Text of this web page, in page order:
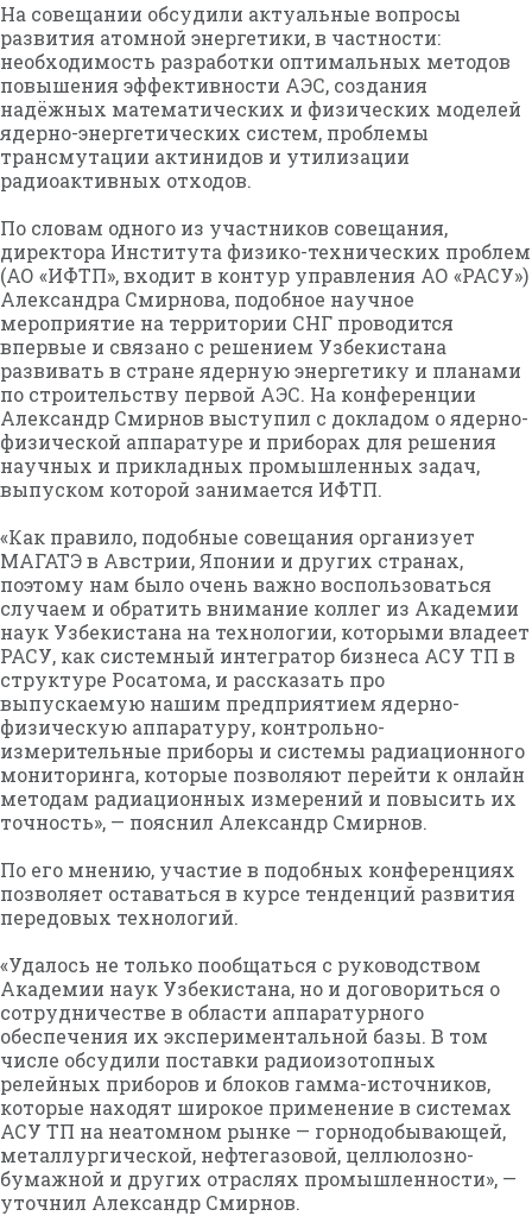
На совещании обсудили актуальные вопросы
развития атомной энергетики, в частности:
необходимость разработки оптимальных методов
повышения эффективности АЭС, создания
надёжных математических и физических моделей
ядерно-энергетических систем, проблемы
трансмутации актинидов и утилизации
радиоактивных отходов.
По словам одного из участников совещания,
директора Института физико-технических проблем
(АО «ИФТП», входит в контур управления АО «РАСУ»)
Александра Смирнова, подобное научное
мероприятие на территории СНГ проводится
впервые и связано с решением Узбекистана
развивать в стране ядерную энергетику и планами
по строительству первой АЭС. На конференции
Александр Смирнов выступил с докладом о ядерно-
физической аппаратуре и приборах для решения
научных и прикладных промышленных задач,
выпуском которой занимается ИФТП.
«Как правило, подобные совещания организует
МАГАТЭ в Австрии, Японии и других странах,
поэтому нам было очень важно воспользоваться
случаем и обратить внимание коллег из Академии
наук Узбекистана на технологии, которыми владеет
РАСУ, как системный интегратор бизнеса АСУ ТП в
структуре Росатома, и рассказать про
выпускаемую нашим предприятием ядерно-
физическую аппаратуру, контрольно-
измерительные приборы и системы радиационного
мониторинга, которые позволяют перейти к онлайн
методам радиационных измерений и повысить их
точность», — пояснил Александр Смирнов.
По его мнению, участие в подобных конференциях
позволяет оставаться в курсе тенденций развития
передовых технологий.
«Удалось не только пообщаться с руководством
Академии наук Узбекистана, но и договориться о
сотрудничестве в области аппаратурного
обеспечения их экспериментальной базы. В том
числе обсудили поставки радиоизотопных
релейных приборов и блоков гамма-источников,
которые находят широкое применение в системах
АСУ ТП на неатомном рынке — горнодобывающей,
металлургической, нефтегазовой, целлюлозно-
бумажной и других отраслях промышленности», —
уточнил Александр Смирнов.